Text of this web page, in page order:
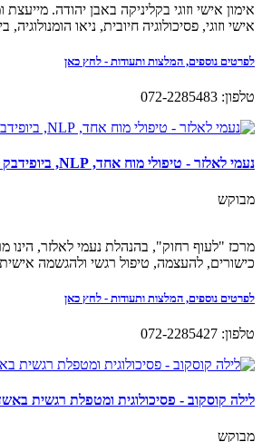
אימון אישי וזוגי בקליניקה באבן יהודה.
אישי וזוגי, פסיכולוגיה חיובית, ניאו הומנולוגיה,
לפרטים נוספים, המלצות ותעודות - לחץ כאן
טלפון: 072-2285483
נעמי לאלזר - טיפולי מוח אחד, NLP, ביופידבק ואירלן בבאר שבע
מבוקש
מרכז "לעוף רחוק", בהנהלת נעמי לאלזר, הינו
כישורים, להעצמה, טיפול רגשי ולהגשמה
לפרטים נוספים, המלצות ותעודות - לחץ כאן
טלפון: 072-2285427
לילה קוסקוב - פסיכולוגית ומטפלת רגשית
מבוקש